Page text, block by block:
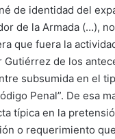
de identidad del
de la Armada (…), no
que fuera la
Gutiérrez de los
subsumida en el
Penal”. De esa
típica en la
o requerimiento